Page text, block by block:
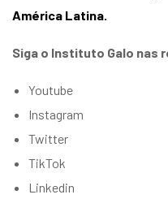
América Latina.
Siga o Instituto Galo nas
Youtube
Instagram
Twitter
TikTok
Linkedin